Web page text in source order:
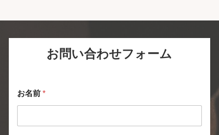
お問い合わせフォーム
お名前*